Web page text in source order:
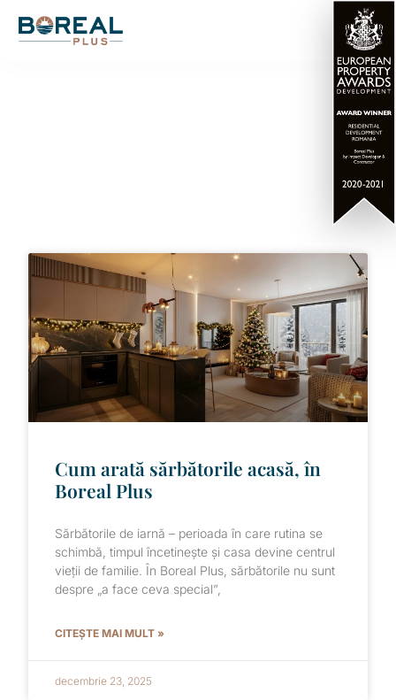
Articole blog LUXURIA
Cum arată sărbătorile acasă, în
Boreal Plus
Sărbătorile de iarnă – perioada în care rutina se
schimbă, timpul încetinește și casa devine centrul
vieții de familie. În Boreal Plus, sărbătorile nu sunt
despre „a face ceva special”,
CITEȘTE MAI MULT »
decembrie 23, 2025